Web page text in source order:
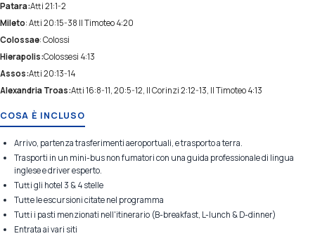
Patara:Atti 21:1-2
Mileto: Atti 20:15-38 II Timoteo 4:20
Colossae: Colossi
Hierapolis:Colossesi 4:13
Assos:Atti 20:13-14
Alexandria Troas:Atti 16:8-11, 20:5-12, II Corinzi 2:12-13, II Timoteo 4:13
COSA È INCLUSO
Arrivo, partenza trasferimenti aeroportuali, e trasporto a terra.
Trasporti in un mini-bus non fumatori con una guida professionale di lingua
inglese e driver esperto.
Tutti gli hotel 3 & 4 stelle
Tutte le escursioni citate nel programma
Tutti i pasti menzionati nell'itinerario (B-breakfast, L-lunch & D-dinner)
Entrata ai vari siti